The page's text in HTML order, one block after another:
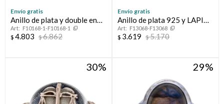
Envío gratis
Anillo de plata y double en
oro 18 ltes.LINEA KIDS;
VARÓN.
F10168-1-F10168-1
$ 4.803 $6.862
Envío gratis
Anillo de plata 925 y LAPIZ
LAZULIF13068-F13068
$ 3.619 $5.170
30 29